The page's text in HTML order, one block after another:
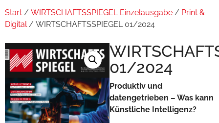
Start / WIRTSCHAFTSSPIEGEL Einzelausgabe / Print &
Digital/ WIRTSCHAFTSSPIEGEL 01/2024
01/2024
Produktiv und
datengetrieben – Was kann
Künstliche Intelligenz?